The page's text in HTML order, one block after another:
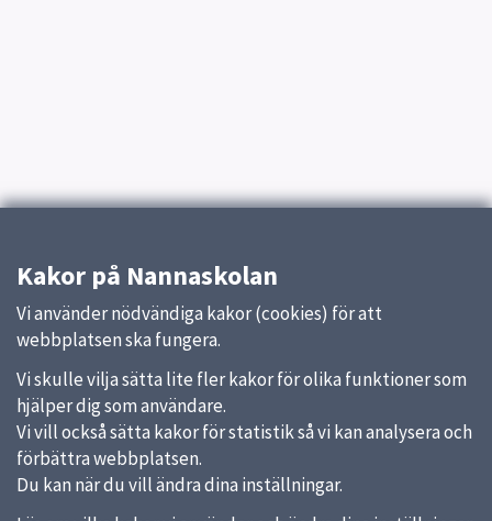
Kakor på Nannaskolan
Vi använder nödvändiga kakor (cookies) för att
webbplatsen ska fungera.
Vi skulle vilja sätta lite fler kakor för olika funktioner som
hjälper dig som användare.
Vi vill också sätta kakor för statistik så vi kan analysera och
förbättra webbplatsen.
Du kan när du vill ändra dina inställningar.